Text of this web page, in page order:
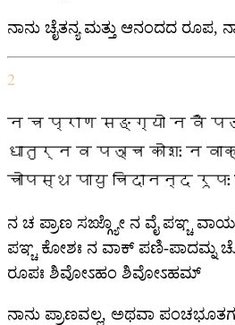
ನಾನು ಚೈತನ್ಯ ಮತ್ತು ಆನಂದದ ರೂಪ,
2
न च प्राण सङ्ग्यो न वै
धातुर्न व पञ्च कोशः न
चोपस्थ पायु चिदानन्द रूपः
ನ ಚ ಪ್ರಾಣ ಸಙ್ಗ್ಯೋ ನ ವೈ ಪಞ್ಚ
ಪಞ್ಚ ಕೋಶಃ ನ ವಾಕ್ ಪಣಿ-ಪಾದಮ್ನ
ರೂಪಃ ಶಿವೋಽಹಂ ಶಿವೋಽಹಮ್
ನಾನು ಪ್ರಾಣವಲ್ಲ, ಅಥವಾ